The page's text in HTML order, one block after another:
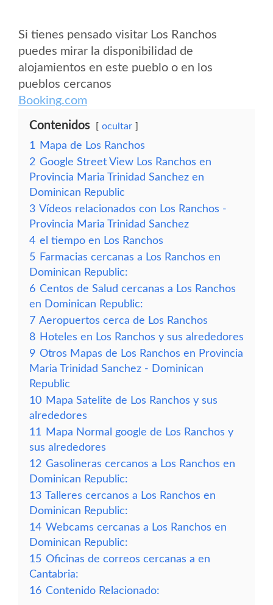
Si tienes pensado visitar Los Ranchos
puedes mirar la disponibilidad de
alojamientos en este pueblo o en los
pueblos cercanos
Booking.com
Contenidos ocultar
1
Mapa de Los Ranchos
2 Google Street View Los Ranchos en
Provincia Maria Trinidad Sanchez en
Dominican Republic
3 Vídeos relacionados con Los Ranchos -
Provincia Maria Trinidad Sanchez
4 el tiempo en Los Ranchos
5 Farmacias cercanas a Los Ranchos en
Dominican Republic:
6 Centos de Salud cercanas a Los Ranchos
en Dominican Republic:
7 Aeropuertos cerca de Los Ranchos
8 Hoteles en Los Ranchos y sus alrededores
9 Otros Mapas de Los Ranchos en Provincia
Maria Trinidad Sanchez - Dominican
Republic
10 Mapa Satelite de Los Ranchos y sus
alrededores
11
Mapa Normal google de Los Ranchos y
sus alrededores
12 Gasolineras cercanos a Los Ranchos en
Dominican Republic:
13 Talleres cercanos a Los Ranchos en
Dominican Republic:
14 Webcams cercanas a Los Ranchos en
Dominican Republic:
15 Oficinas de correos cercanas a en
Cantabria:
16 Contenido Relacionado: